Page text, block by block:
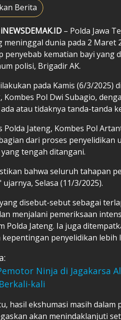
Berita
– Polda Jawa
meninggal dunia pada 2
penyebab kematian bayi yang
polisi, Brigadir AK.
pada Kamis (6/3/2025)
Kombes Pol Dwi Subagio,
atau tidaknya tanda-tanda
Polda Jateng, Kombes Pol
dari proses
tengah ditangani.
bahwa seluruh tahapan
Selasa (11/3/2025).
disebut-sebut sebagai
menjalani pemeriksaan
Polda Jateng. Ia juga
penyelidikan lebih
Ninja di Jagakarsa
kali
hasil ekshumasi masih dalam
akan menindaklanjuti